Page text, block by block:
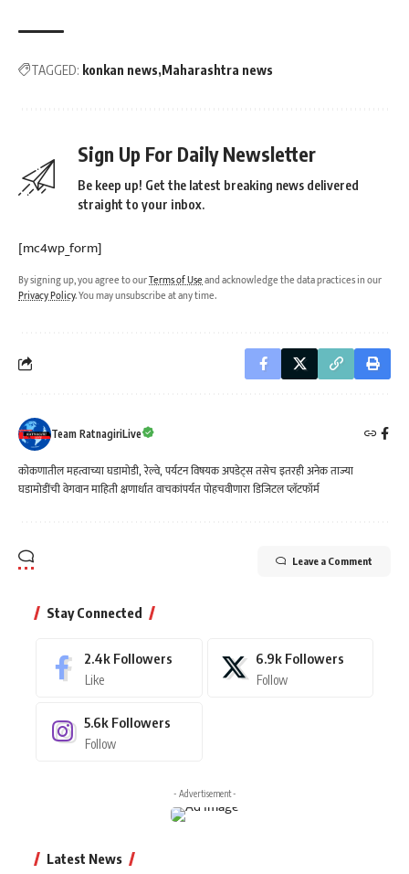
TAGGED: konkan news Maharashtra news
Sign Up For Daily Newsletter
Be keep up! Get the latest breaking news delivered
straight to your inbox.
[mc4wp_form]
By signing up, you agree to ourTerms of Useand acknowledge the data practices in our
Privacy Policy. You may unsubscribe at any time.
Team RatnagiriLive
कोकणातील महत्वाच्या घडामोडी, रेल्वे, पर्यटन विषयक अपडेट्स तसेच इतरही अनेक ताज्या
घडामोडींची वेगवान माहिती क्षणार्धात वाचकांपर्यत पोहचवीणारा डिजिटल प्लॅटफॉर्म
Leave a Comment
Stay Connected
2.4k Followers
Like
6.9k Followers
Follow
5.6k Followers
Follow
- Advertisement -
Latest News